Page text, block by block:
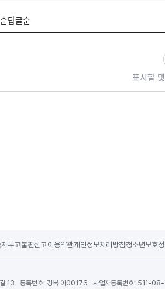
답글순
표시할
투고불편신고이용약관개인정보처리방침 청소년보호
13 등록번호: 경북 아00176 사업자등록번호: 511-